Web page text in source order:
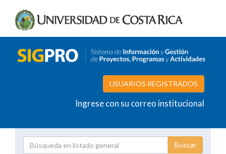
USUARIOS REGISTRADOS
Ingrese con su correo institucional